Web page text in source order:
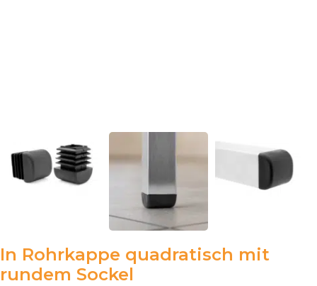
In Rohrkappe quadratisch mit
rundem Sockel